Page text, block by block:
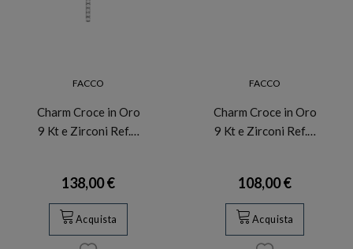
FACCO
Charm Croce in Oro
9 Kt e Zirconi Ref.…
138,00 €
Acquista
FACCO
Charm Croce in Oro
9 Kt e Zirconi Ref.…
108,00 €
Acquista